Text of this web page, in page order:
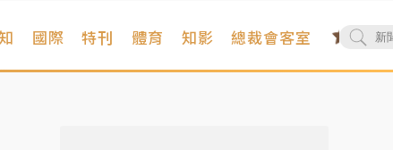
國際 特刊 體育 知影 總裁會客室